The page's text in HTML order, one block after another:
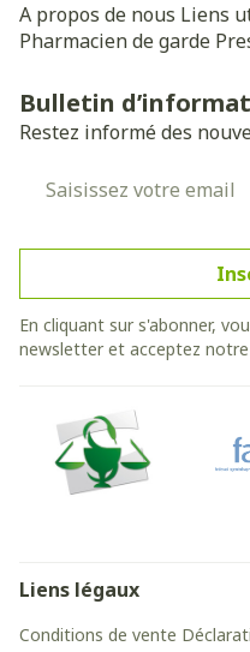
A propos de nous Liens
Pharmacien de garde
Bulletin
Restez informé des
En cliquant sur s'abonner,
newsletter et acceptez notre
Liens légaux
Conditions de vente